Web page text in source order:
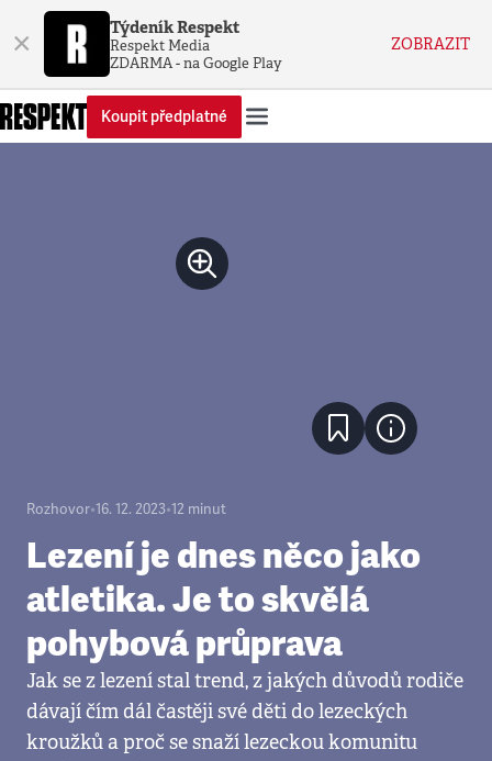
× Týdeník Respekt
Respekt Media
ZDARMA - na Google Play
ZOBRAZIT
Koupit předplatné
Rozhovor•16. 12. 2023•12 minut
Lezení je dnes něco jako
atletika. Je to skvělá
pohybová průprava
Jak se z lezení stal trend, z jakých důvodů rodiče
dávají čím dál častěji své děti do lezeckých
kroužků a proč se snaží lezeckou komunitu